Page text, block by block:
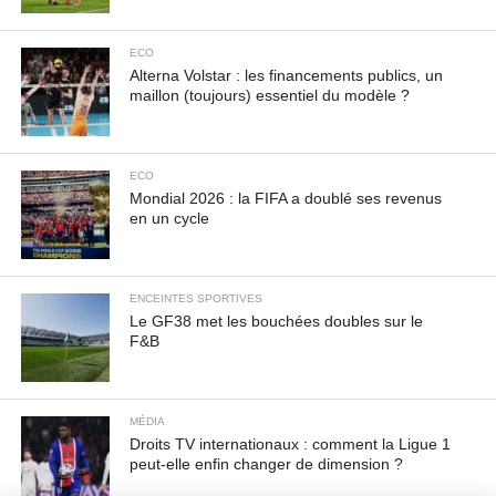
IN FACILISIS SOLLICITUDIN, AUGUE LECTUS
ELEMENTUM FELIS, UT LACINIA NULLA URNA AC
URNA. NULLAM VITAE EST A RISUS DICTUM
CONGUE. CRAS NON LACUS ID MAGNA
SCELERISQUE SODALES. CURABITUR NON
FERMENTUM ODIO, VITAE ACCUMSAN ODIO.
ECO
Alterna Volstar : les financements publics, un
maillon (toujours) essentiel du modèle ?
ECO
Mondial 2026 : la FIFA a doublé ses revenus
en un cycle
ENCEINTES SPORTIVES
Le GF38 met les bouchées doubles sur le
F&B
MÉDIA
Droits TV internationaux : comment la Ligue 1
peut-elle enfin changer de dimension ?